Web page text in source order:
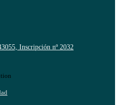
Inscripción nº 2032